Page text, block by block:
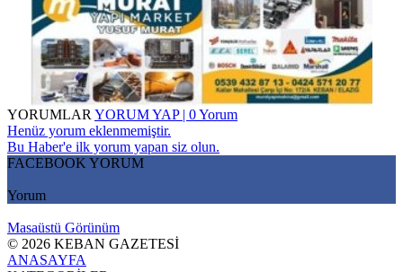
YORUMLAR YORUM YAP | 0 Yorum
Henüz yorum eklenmemiştir.
Bu Haber'e ilk yorum yapan siz olun.
FACEBOOK YORUM
Yorum
Masaüstü Görünüm
© 2026 KEBAN GAZETESİ
ANASAYFA